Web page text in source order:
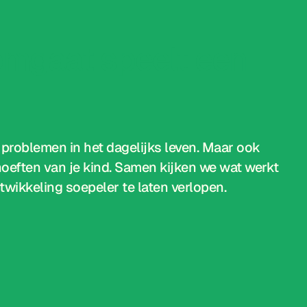
in het dagelijks leven. Maar ook
van je kind. Samen kijken we wat werkt
soepeler te laten verlopen.